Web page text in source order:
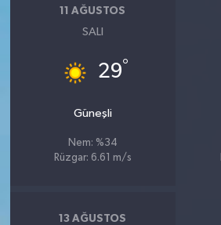
11 AĞUSTOS
SALI
29°
Güneşli
Nem: %34
Rüzgar: 6.61 m/s
13 AĞUSTOS